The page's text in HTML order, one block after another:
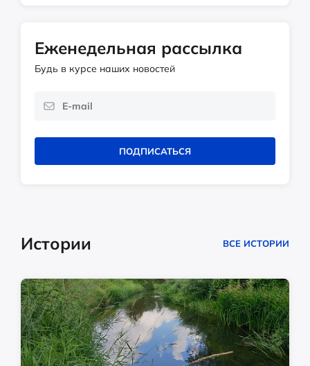
Еженедельная рассылка
Будь в курсе наших новостей
ПОДПИСАТЬСЯ
Истории ВСЕ ИСТОРИИ